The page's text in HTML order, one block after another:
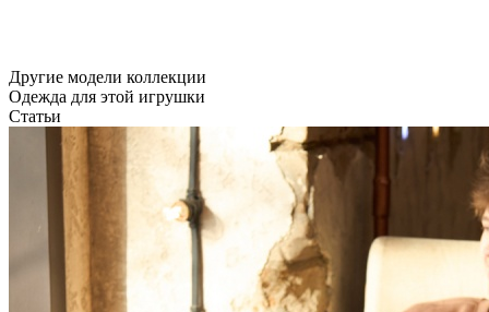
Другие модели коллекции
Одежда для этой игрушки
Статьи